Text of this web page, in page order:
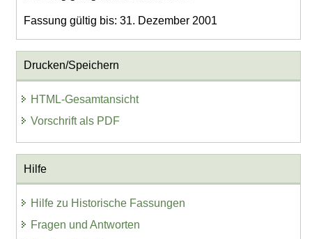
Fassung gültig bis: 31. Dezember 2001
Drucken/Speichern
HTML-Gesamtansicht
Vorschrift als PDF
Hilfe
Hilfe zu Historische Fassungen
Fragen und Antworten